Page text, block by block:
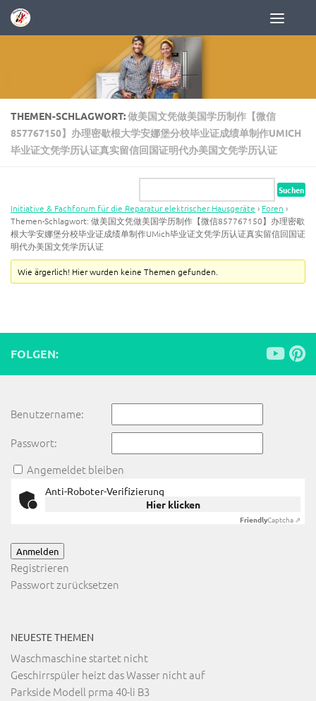
Zum Inhalt springen
THEMEN-SCHLAGWORT:做美国文凭做美国学历制作【微信
857767150】办理密歇根大学安娜堡分校毕业证成绩单制作UMICH
毕业证文凭学历认证真实留信回国证明代办美国文凭学历认证
Initiative & Fachforum für die Reparatur elektrischer Hausgeräte › Foren ›
Themen-Schlagwort: 做美国文凭做美国学历制作【微信857767150】办理密歇
根大学安娜堡分校毕业证成绩单制作UMich毕业证文凭学历认证真实留信回国证
明代办美国文凭学历认证
Wie ärgerlich! Hier wurden keine Themen gefunden.
FOLGEN:
Benutzername:
Passwort:
Angemeldet bleiben
Anti-Roboter-Verifizierung
Hier klicken
FriendlyCaptcha ⇗
Anmelden
Registrieren
Passwort zurücksetzen
NEUESTE THEMEN
Waschmaschine startet nicht
Geschirrspüler heizt das Wasser nicht auf
Parkside Modell prma 40-li B3